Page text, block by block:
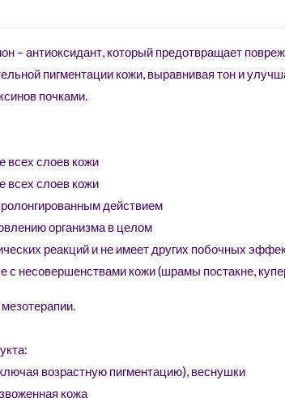
– антиоксидант, который предотвращает
пигментации кожи, выравнивая тон и
почками.
всех слоев кожи
всех слоев кожи
действием
организма в целом
реакций и не имеет других побочных
с несовершенствами кожи (шрамы постакне,
возрастную пигментацию), веснушки
кожа